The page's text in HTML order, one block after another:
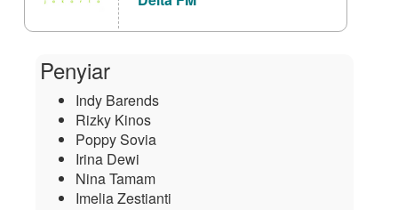
Penyiar
Indy Barends
Rizky Kinos
Poppy Sovia
Irina Dewi
Nina Tamam
Imelia Zestianti